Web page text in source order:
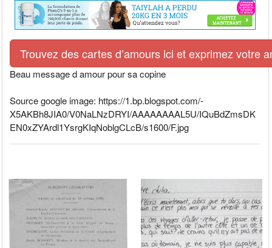
Trouvez des cartes d’amours ici et exprimez votre
Beau message d amour pour sa copine
Source google image: https://1.bp.blogspot.com/-
X5AKBh8JIA0/V0NaLNzDRYI/AAAAAAAAL5U/IQuBdZmsDK
EN0xZYArdl1YsrgKIqNoblgCLcB/s1600/F.jpg